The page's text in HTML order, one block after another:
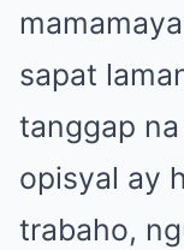
sapat
tanggap
opisyal ay
trabaho,